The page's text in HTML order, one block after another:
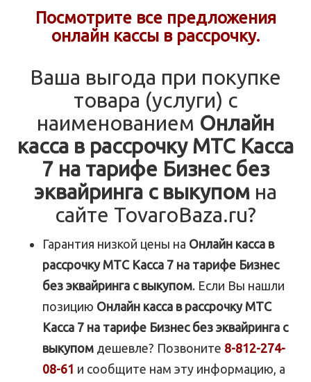
Посмотрите все предложения
онлайн кассы в рассрочку.
Ваша выгода при покупке
товара (услуги) с
наименованием Онлайн
касса в рассрочку МТС Касса
7 на тарифе Бизнес без
эквайринга с выкупом на
сайте TovaroBaza.ru?
Гарантия низкой цены на Онлайн касса в
рассрочку МТС Касса 7 на тарифе Бизнес
без эквайринга с выкупом. Если Вы нашли
позицию Онлайн касса в рассрочку МТС
Касса 7 на тарифе Бизнес без эквайринга с
выкупом дешевле? Позвоните 8-812-274-
08-61 и сообщите нам эту информацию, а